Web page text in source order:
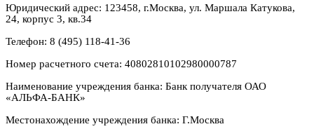
Юридический адрес: 123458, г.Москва, ул. Маршала Катукова,
24, корпус 3, кв.34
Телефон: 8 (495) 118-41-36
Номер расчетного счета: 40802810102980000787
Наименование учреждения банка: Банк получателя ОАО
«АЛЬФА-БАНК»
Местонахождение учреждения банка: Г.Москва